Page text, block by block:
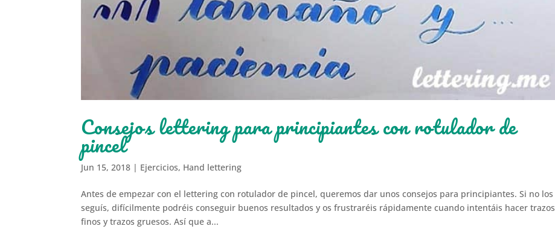
Consejos lettering para principiantes con rotulador de
pincel
Jun 15, 2018 | Ejercicios, Hand lettering
Antes de empezar con el lettering con rotulador de pincel, queremos dar unos consejos para principiantes. Si no los
seguís, difícilmente podréis conseguir buenos resultados y os frustraréis rápidamente cuando intentáis hacer trazos
finos y trazos gruesos. Así que a...